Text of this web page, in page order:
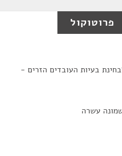
פרוטוקול
בעיות העובדים הזרים -
עשרה